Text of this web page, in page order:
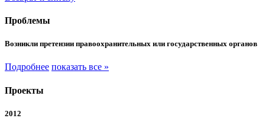
Проблемы
Возникли претензии правоохранительных или государственных органов
Подробнее показать все »
Проекты
2012